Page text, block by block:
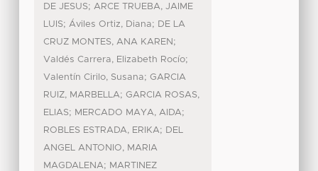
DE JESUS; ARCE TRUEBA, JAIME
LUIS; Áviles Ortiz, Diana; DE LA
CRUZ MONTES, ANA KAREN ;
Valdés Carrera, Elizabeth Rocío;
Valentín Cirilo, Susana; GARCIA
RUIZ, MARBELLA; GARCIA ROSAS,
ELIAS; MERCADO MAYA, AIDA;
ROBLES ESTRADA, ERIKA; DEL
ANGEL ANTONIO, MARIA
MAGDALENA; MARTINEZ